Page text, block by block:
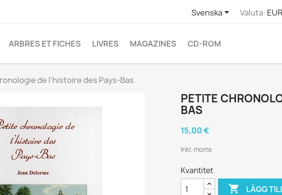
Svenska Valuta:
ARBRES ET FICHES LIVRES MAGAZINES CD-ROM
de l'histoire des Pays-Bas
PETITE
BAS
15,00 €
Inkl. moms
Kvantitet
 LÄGG